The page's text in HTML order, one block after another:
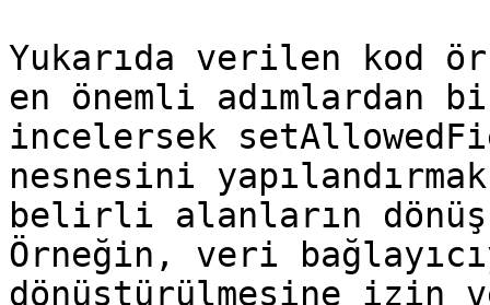
Yukarıda verilen kod
en önemli adımlardan
incelersek
nesnesini
belirli alanların
Örneğin, veri
dönüştürülmesine izin